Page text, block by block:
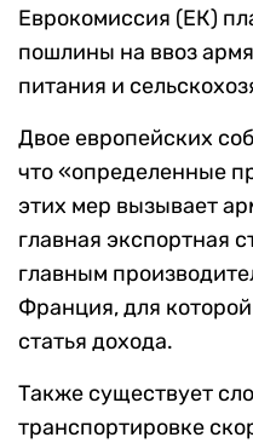
Еврокомиссия (ЕК)
пошлины на ввоз
питания и
Двое европейских
что «определенные
этих мер вызывает
главная экспортная
главным
Франция, для
статья дохода.
Также существует
транспортировке